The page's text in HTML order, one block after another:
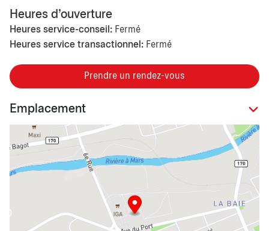
Heures d'ouverture
Heures service-conseil: Fermé
Heures service transactionnel: Fermé
Prendre un rendez-vous
Emplacement